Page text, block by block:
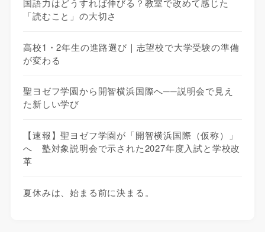
国語力はどうすれば伸びる？教室で改めて感じた
「読むこと」の大切さ
高校1・2年生の進路選び｜志望校で大学受験の準備
が変わる
聖ヨゼフ学園から開智横浜国際へ──説明会で見え
た新しい学び
【速報】聖ヨゼフ学園が「開智横浜国際（仮称）」
へ 塾対象説明会で示された2027年度入試と学校改
革
夏休みは、始まる前に決まる。